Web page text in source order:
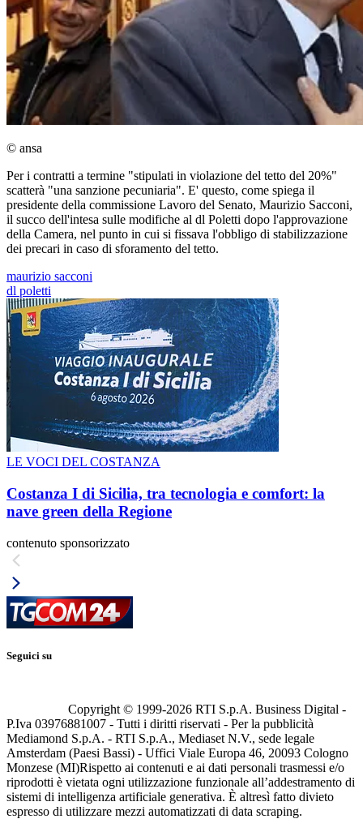
© ansa
Per i contratti a termine "stipulati in violazione del tetto del 20%"
scatterà "una sanzione pecuniaria". E' questo, come spiega il
presidente della commissione Lavoro del Senato, Maurizio Sacconi,
il succo dell'intesa sulle modifiche al dl Poletti dopo l'approvazione
della Camera, nel punto in cui si fissava l'obbligo di stabilizzazione
dei precari in caso di sforamento del tetto.
maurizio sacconi
dl poletti
LE VOCI DEL COSTANZA
Costanza I di Sicilia, tra tecnologia e comfort: la
nave green della Regione
contenuto sponsorizzato
Seguici su
Copyright © 1999-2026 RTI S.p.A. Business Digital -
P.Iva 03976881007 - Tutti i diritti riservati - Per la pubblicità
Mediamond S.p.A. - RTI S.p.A., Mediaset N.V., sede legale
Amsterdam (Paesi Bassi) - Uffici Viale Europa 46, 20093 Cologno
Monzese (MI)Rispetto ai contenuti e ai dati personali trasmessi e/o
riprodotti è vietata ogni utilizzazione funzionale all’addestramento di
sistemi di intelligenza artificiale generativa. È altresì fatto divieto
espresso di utilizzare mezzi automatizzati di data scraping.